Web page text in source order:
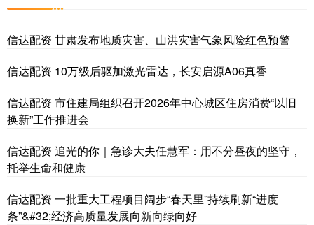
信达配资 甘肃发布地质灾害、山洪灾害气象风险红色预警
信达配资 10万级后驱加激光雷达，长安启源A06真香
信达配资 市住建局组织召开2026年中心城区住房消费“以旧
换新”工作推进会
信达配资 追光的你｜急诊大夫任慧军：用不分昼夜的坚守，
托举生命和健康
信达配资 一批重大工程项目阔步“春天里”持续刷新“进度
条”&#32;经济高质量发展向新向绿向好